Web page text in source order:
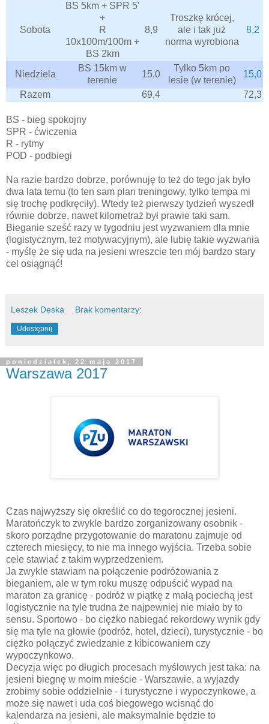
Sobota
BS 5km + SPR 5'
+
R
10x100m/100m +
BS 2km
8,9
Troszkę krócej,
ale i tak już
norma wyrobiona
8,2
Niedziela
BS 15km w
terenie
15,0
Tylko 5km po
lesie (w terenie)
15,0
Razem
69,4 72,3
BS - bieg spokojny
SPR - ćwiczenia
R - rytmy
POD - podbiegi
Na razie bardzo dobrze, porównuję to też do tego jak było
dwa lata temu (to ten sam plan treningowy, tylko tempa mi
się trochę podkręciły). Wtedy też pierwszy tydzień wyszedł
równie dobrze, nawet kilometraż był prawie taki sam.
Bieganie sześć razy w tygodniu jest wyzwaniem dla mnie
(logistycznym, też motywacyjnym), ale lubię takie wyzwania
- myślę że się uda na jesieni wreszcie ten mój bardzo stary
cel osiągnąć!
Leszek Deska Brak komentarzy:
Udostępnij
poniedziałek, 22 maja 2017
Warszawa 2017
Czas najwyższy się określić co do tegorocznej jesieni.
Maratończyk to zwykle bardzo zorganizowany osobnik -
skoro porządne przygotowanie do maratonu zajmuje od
czterech miesięcy, to nie ma innego wyjścia. Trzeba sobie
cele stawiać z takim wyprzedzeniem.
Ja zwykle stawiam na połączenie podróżowania z
bieganiem, ale w tym roku muszę odpuścić wypad na
maraton za granicę - podróż w piątkę z małą pociechą jest
logistycznie na tyle trudna że najpewniej nie miało by to
sensu. Sportowo - bo ciężko nabiegać rekordowy wynik gdy
się ma tyle na głowie (podróż, hotel, dzieci), turystycznie - bo
ciężko połączyć zwiedzanie z kibicowaniem czy
wypoczynkowo.
Decyzja więc po długich procesach myślowych jest taka: na
jesieni biegnę w moim mieście - Warszawie, a wyjazdy
zrobimy sobie oddzielnie - i turystyczne i wypoczynkowe, a
może się nawet i uda coś biegowego wcisnąć do
kalendarza na jesieni, ale maksymalnie będzie to